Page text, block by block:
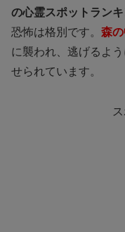
の心霊スポットラン
恐怖は格別です。 森
に襲われ、逃げるよ
せられています。